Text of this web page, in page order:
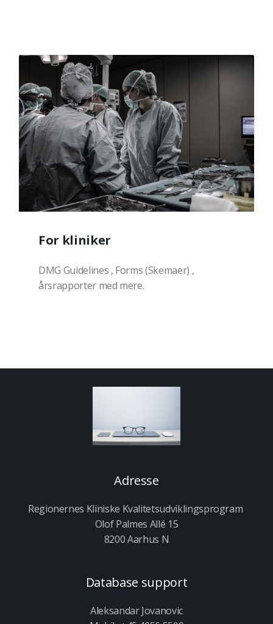
For kliniker
DMG Guidelines , Forms (Skemaer) ,
årsrapporter med mere.
Adresse
Regionernes Kliniske Kvalitetsudviklingsprogram
Olof Palmes Allé 15
8200 Aarhus N
Database support
Aleksandar Jovanovic